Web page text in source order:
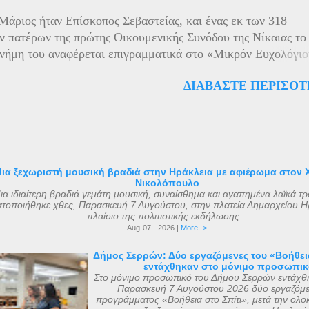
Στις 12 Οκτωβρίου 1799, οι Ιππότες προσέφεραν αυτά τα
κειμήλια στον Αυτοκράτορα Παύλο Α΄ της Ρωσίας, ο
τότε στο Γκάτσινα. Το φθινόπωρο του ίδιου έτους, τα ιερά
ανάκτορα, μέσα στον ναό αφιερωμένο ...
ήταν Επίσκοπος Σεβαστείας, και ένας εκ των 318
πατέρων της πρώτης Οικουμενικής Συνόδου της Νίκαιας
του αναφέρεται επιγραμματικά στο «Μικρόν
του Αγίου Μάριου, έγινε μετά από όραμα ενός
με εισφορές από την κηδεία της αείμνηστης Μαρίας
άλλες εισφορές. Ο ακριβής αριθμός των μελών της
βάση τις διαθέσιμες πηγές, δεν μπορεί να καθοριστεί
σήμερα. Ο αριθμός που επικράτησε από μεταγενέστερες
ήταν ο αριθμός 318. Ο Ευσέβιος της Καισαρείας τους
Αλεξανδρείας 318, και ο Ευστάθιος Α...
ΔΙΑΒΆΣΤΕ
ξεχωριστή μουσική βραδιά στην Ηράκλεια με αφιέρωμα στον
Νικολόπουλο
ιδιαίτερη βραδιά γεμάτη μουσική, συναίσθημα και αγαπημένα λαϊκά
χθες, Παρασκευή 7 Αυγούστου, στην πλατεία Δημαρχείου
πλαίσιο της πολιτιστικής εκδήλωσης...
Aug-07 - 2026 | More ->
Δήμος Σερρών: Δύο εργαζόμενες του
εντάχθηκαν στο μόνιμο
Στο μόνιμο προσωπικό του Δήμου Σερρών
Παρασκευή 7 Αυγούστου 2026 δύο
προγράμματος «Βοήθεια στο Σπίτι», μετά την